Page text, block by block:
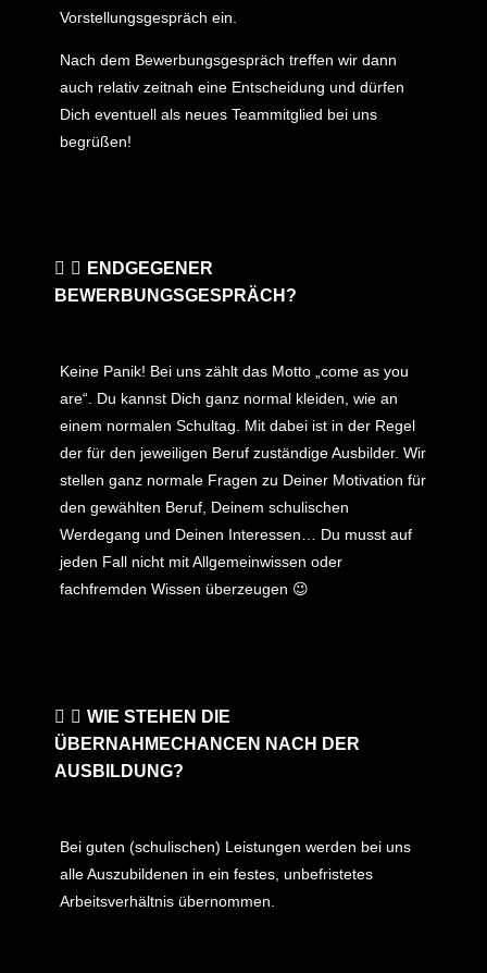
Vorstellungsgespräch ein.
Nach dem Bewerbungsgespräch treffen wir dann
auch relativ zeitnah eine Entscheidung und dürfen
Dich eventuell als neues Teammitglied bei uns
begrüßen!
ENDGEGENER
BEWERBUNGSGESPRÄCH?
Keine Panik! Bei uns zählt das Motto „come as you
are“. Du kannst Dich ganz normal kleiden, wie an
einem normalen Schultag. Mit dabei ist in der Regel
der für den jeweiligen Beruf zuständige Ausbilder. Wir
stellen ganz normale Fragen zu Deiner Motivation für
den gewählten Beruf, Deinem schulischen
Werdegang und Deinen Interessen… Du musst auf
jeden Fall nicht mit Allgemeinwissen oder
fachfremden Wissen überzeugen 😉
WIE STEHEN DIE
ÜBERNAHMECHANCEN NACH DER
AUSBILDUNG?
Bei guten (schulischen) Leistungen werden bei uns
alle Auszubildenen in ein festes, unbefristetes
Arbeitsverhältnis übernommen.